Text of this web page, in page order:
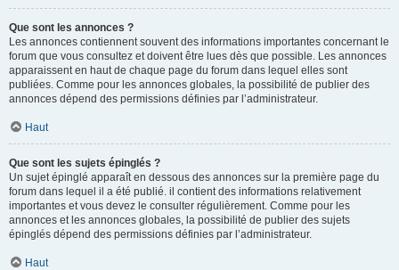
Que sont les annonces ?
Les annonces contiennent souvent des informations importantes concernant le
forum que vous consultez et doivent être lues dès que possible. Les annonces
apparaissent en haut de chaque page du forum dans lequel elles sont
publiées. Comme pour les annonces globales, la possibilité de publier des
annonces dépend des permissions définies par l’administrateur.
Haut
Que sont les sujets épinglés ?
Un sujet épinglé apparaît en dessous des annonces sur la première page du
forum dans lequel il a été publié. il contient des informations relativement
importantes et vous devez le consulter régulièrement. Comme pour les
annonces et les annonces globales, la possibilité de publier des sujets
épinglés dépend des permissions définies par l’administrateur.
Haut